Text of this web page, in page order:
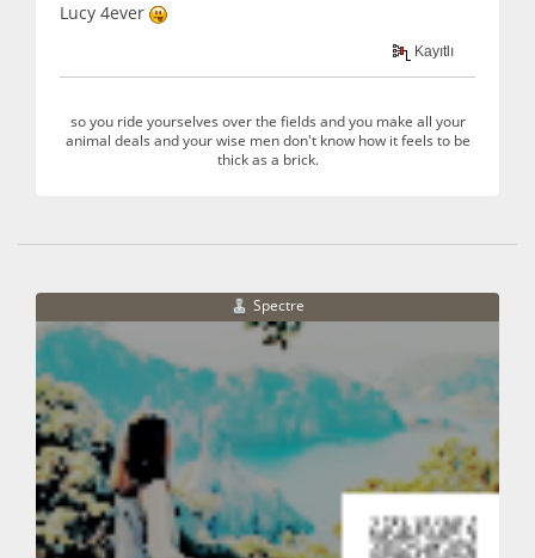
Lucy 4ever
Kayıtlı
so you ride yourselves over the fields and you make all your
animal deals and your wise men don't know how it feels to be
thick as a brick.
Spectre